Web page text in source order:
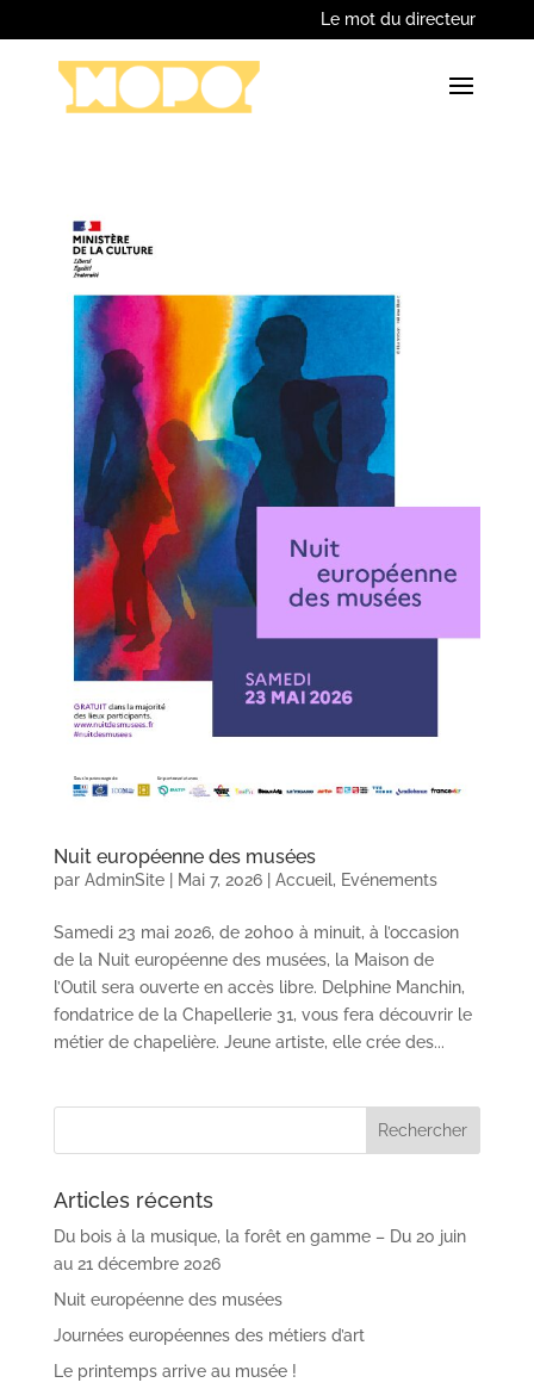
Le mot du directeur
Nuit européenne des musées
par AdminSite| Mai 7, 2026| Accueil, Evénements
Samedi 23 mai 2026, de 20h00 à minuit, à l’occasion
de la Nuit européenne des musées, la Maison de
l’Outil sera ouverte en accès libre. Delphine Manchin,
fondatrice de la Chapellerie 31, vous fera découvrir le
métier de chapelière. Jeune artiste, elle crée des...
Articles récents
Du bois à la musique, la forêt en gamme – Du 20 juin
au 21 décembre 2026
Nuit européenne des musées
Journées européennes des métiers d’art
Le printemps arrive au musée !